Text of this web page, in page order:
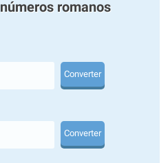
números romanos
Converter
Converter